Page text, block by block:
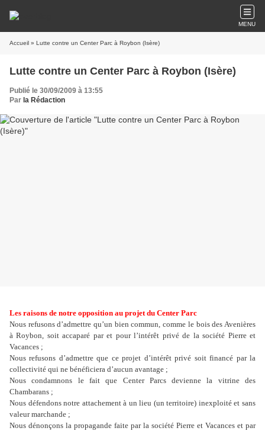
MENU
Accueil » Lutte contre un Center Parc à Roybon (Isère)
Lutte contre un Center Parc à Roybon (Isère)
Publié le 30/09/2009 à 13:55
Par la Rédaction
Les raisons de notre opposition au projet du Center Parc
Nous refusons d’admettre qu’un bien commun, comme le bois des Avenières
à Roybon, soit accaparé par et pour l’intérêt privé de la société Pierre et
Vacances ;
Nous refusons d’admettre que ce projet d’intérêt privé soit financé par la
collectivité qui ne bénéficiera d’aucun avantage ;
Nous condamnons le fait que Center Parcs devienne la vitrine des
Chambarans ;
Nous défendons notre attachement à un lieu (un territoire) inexploité et sans
valeur marchande ;
Nous dénonçons la propagande faite par la société Pierre et Vacances et par